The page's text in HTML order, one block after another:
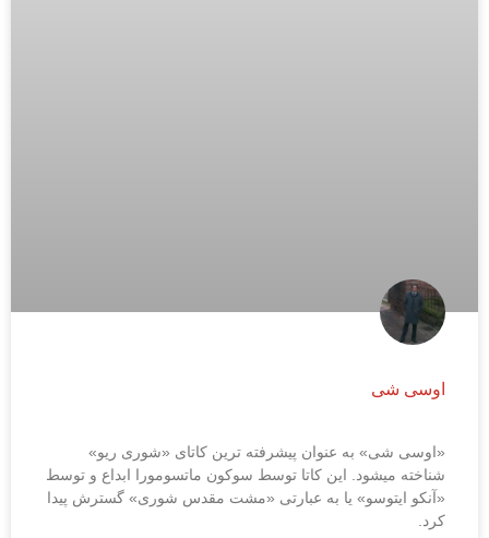
اوسی شی
«اوسی شی» به عنوان پیشرفته ترین کاتای «شوری ریو»
شناخته میشود. این کاتا توسط سوکون ماتسومورا ابداع و توسط
«آنکو ایتوسو» یا به عبارتی «مشت مقدس شوری» گسترش پیدا
کرد.